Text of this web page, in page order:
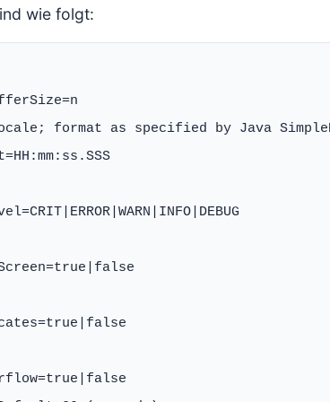
wie folgt:
format as specified by Java